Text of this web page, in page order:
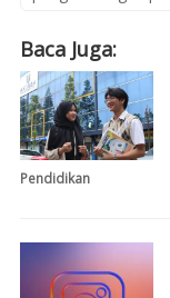
Baca Juga:
Pendidikan